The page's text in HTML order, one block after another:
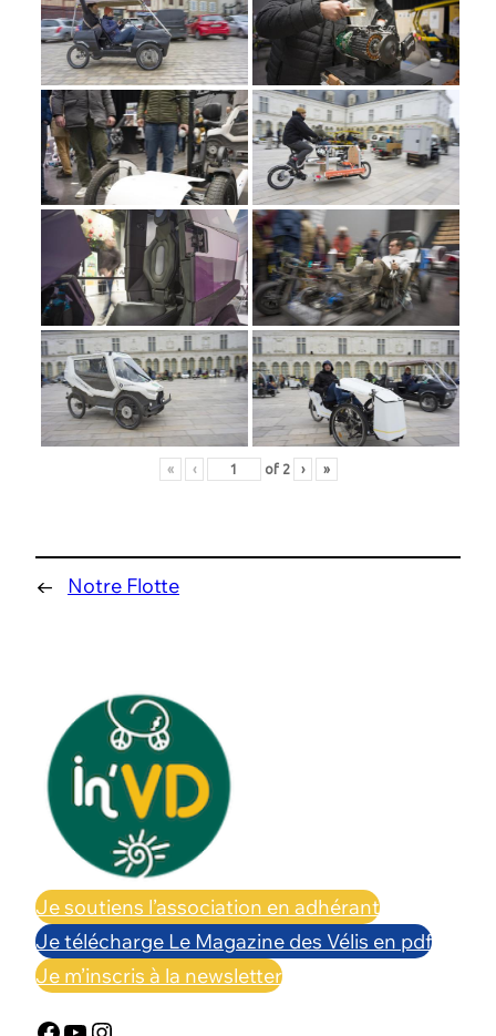
« ‹ of 2 › »
← Notre Flotte
Je soutiens l’association en adhérant
Je télécharge Le Magazine des Vélis en pdf
Je m’inscris à la newsletter